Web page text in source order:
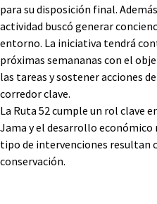
para su disposición final.
actividad buscó generar
entorno. La iniciativa tendrá
próximas semananas con el
las tareas y sostener acciones
corredor clave.
La Ruta 52 cumple un rol clave
Jama y el desarrollo
tipo de intervenciones resultan
conservación.